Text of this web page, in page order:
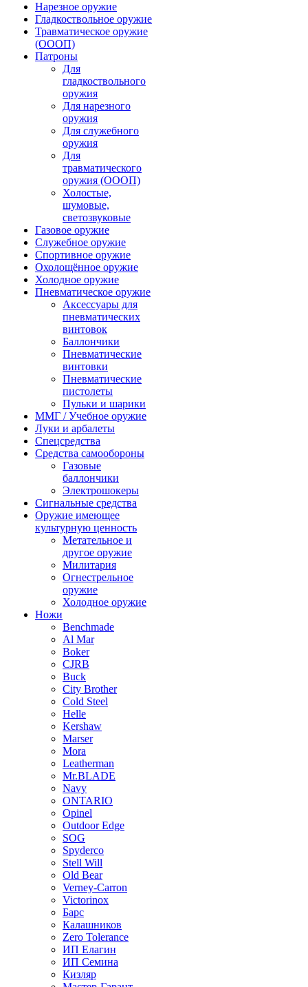
Нарезное оружие
Гладкоствольное оружие
Травматическое оружие
(ОООП)
Патроны
Для
гладкоствольного
оружия
Для нарезного
оружия
Для служебного
оружия
Для
травматического
оружия (ОООП)
Холостые,
шумовые,
светозвуковые
Газовое оружие
Служебное оружие
Спортивное оружие
Охолощённое оружие
Холодное оружие
Пневматическое оружие
Аксессуары для
пневматических
винтовок
Баллончики
Пневматические
винтовки
Пневматические
пистолеты
Пульки и шарики
ММГ / Учебное оружие
Луки и арбалеты
Спецсредства
Средства самообороны
Газовые
баллончики
Электрошокеры
Сигнальные средства
Оружие имеющее
культурную ценность
Метательное и
другое оружие
Милитария
Огнестрельное
оружие
Холодное оружие
Ножи
Benchmade
Al Mar
Boker
CJRB
Buck
City Brother
Cold Steel
Helle
Kershaw
Marser
Mora
Leatherman
Mr.BLADE
Navy
ONTARIO
Opinel
Outdoor Edge
SOG
Spyderco
Stell Will
Old Bear
Verney-Carron
Victorinox
Барс
Калашников
Zero Tolerance
ИП Елагин
ИП Семина
Кизляр